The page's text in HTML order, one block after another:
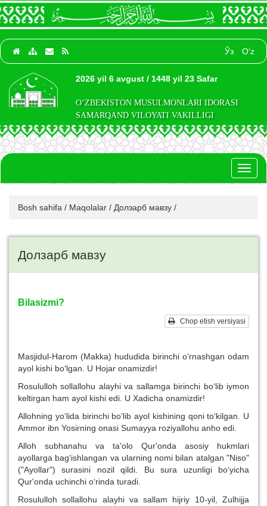
Ўз O‘z
2026 yil 6 avgust / 1448 yil 23 Safar
O‘ZBEKISTON MUSULMONLARI IDORASI
SAMARQAND VILOYATI VAKILLIGI
Bosh sahifa / Maqolalar / Долзарб мавзу /
Долзарб мавзу
Bilasizmi?
Chop etish versiyasi
Masjidul-Harom (Makka) hududida birinchi o‘rnashgan odam
ayol kishi bo‘lgan. U Hojar onamizdir!
Rosululloh sollallohu alayhi va sallamga birinchi bo‘lib iymon
keltirgan ham ayol kishi edi. U Xadicha onamizdir!
Allohning yo‘lida birinchi bo‘lib ayol kishining qoni to‘kilgan. U
Ammor ibn Yosirning onasi Sumayya roziyallohu anho edi.
Alloh subhanahu va ta'olo Qur'onda asosiy hukmlari
ayollarga bag‘ishlangan va ularning nomi bilan atalgan "Niso"
("Ayollar") surasini nozil qildi. Bu sura uzunligi bo‘yicha
Qur'onda uchinchi o‘rinda turadi.
Rosululloh sollallohu alayhi va sallam hijriy 10-yil, Zulhijja